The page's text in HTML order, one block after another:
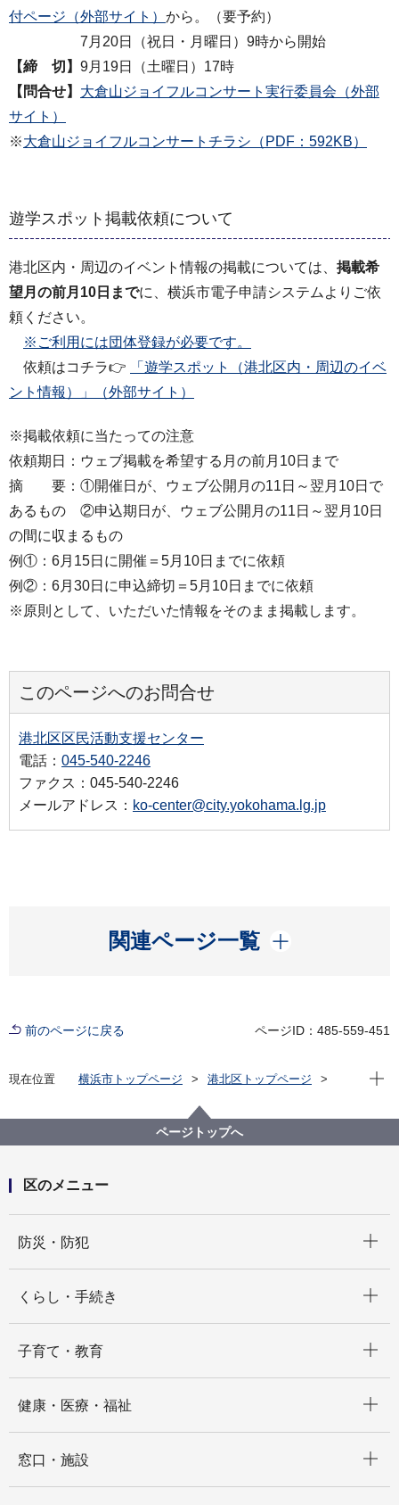
付ページ（外部サイト） から。（要予約）
7月20日（祝日・月曜日）9時から開始
【締 切】 9月19日（土曜日）17時
【問合せ】 大倉山ジョイフルコンサート実行委員会（外部
サイト）
※大倉山ジョイフルコンサートチラシ（PDF：592KB）
遊学スポット掲載依頼について
港北区内・周辺のイベント情報の掲載については、 掲載希
望月の前月10日までに、横浜市電子申請システムよりご依
頼ください。
※ご利用には団体登録が必要です。
依頼はコチラ👉
「遊学スポット（港北区内・周辺のイベ
ント情報）」（外部サイト）
※掲載依頼に当たっての注意
依頼期日：ウェブ掲載を希望する月の前月10日まで
摘 要：①開催日が、ウェブ公開月の11日～翌月10日で
あるもの ②申込期日が、ウェブ公開月の11日～翌月10日
の間に収まるもの
例①：6月15日に開催＝5月10日までに依頼
例②：6月30日に申込締切＝5月10日までに依頼
※原則として、いただいた情報をそのまま掲載します。
このページへのお問合せ
港北区区民活動支援センター
電話： 045-540-2246
ファクス：045-540-2246
メールアドレス： ko-center@city.yokohama.lg.jp
関連ページ一覧
開く
前のページに戻る ページID：485-559-451
現在位置 横浜市トップページ
港北区トップページ
区民活動支援センター
遊学スポット（港北区内・周辺のイベント情報）
現在
ページトップへ
区のメニュー
防災・防犯
くらし・手続き
子育て・教育
健康・医療・福祉
窓口・施設